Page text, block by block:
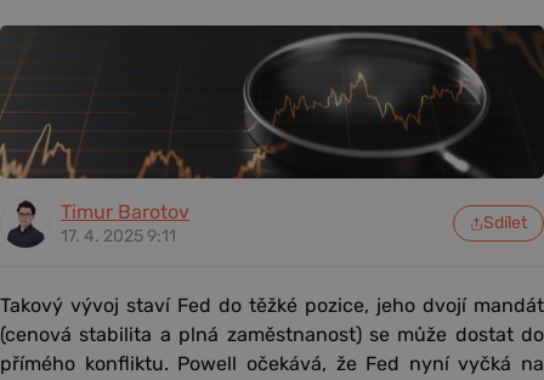
Timur Barotov
17. 4. 2025 9:11
Sdílet
Takový vývoj staví Fed do těžké pozice, jeho dvojí mandát
(cenová stabilita a plná zaměstnanost) se může dostat do
přímého konfliktu. Powell očekává, že Fed nyní vyčká na